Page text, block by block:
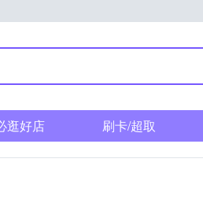
逛好店 刷卡/超取